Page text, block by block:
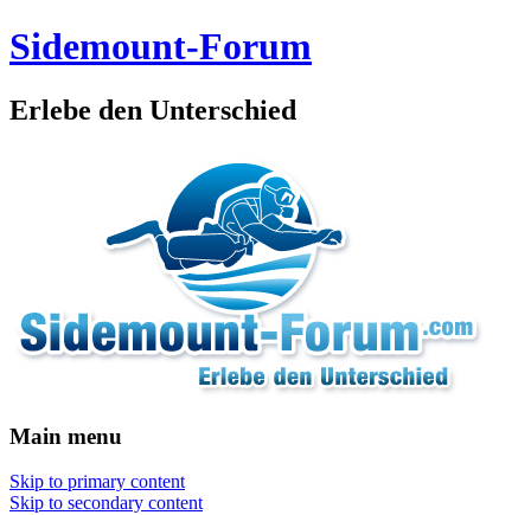
Sidemount-Forum
Erlebe den Unterschied
Main menu
Skip to primary content
Skip to secondary content